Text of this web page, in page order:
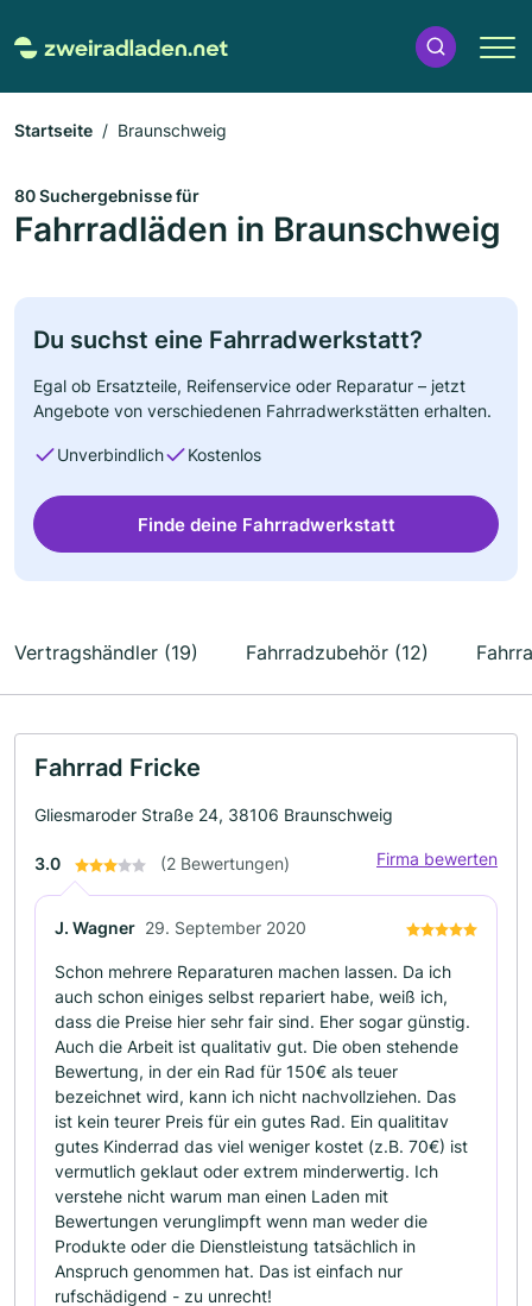
Startseite Braunschweig
80 Suchergebnisse für
Fahrradläden in Braunschweig
Du suchst eine Fahrradwerkstatt?
Egal ob Ersatzteile, Reifenservice oder Reparatur – jetzt
Angebote von verschiedenen Fahrradwerkstätten erhalten.
Unverbindlich Kostenlos
Finde deine Fahrradwerkstatt
Vertragshändler (19) Fahrradzubehör (12)
Fahrrad Fricke
Gliesmaroder Straße 24, 38106 Braunschweig
3.0 (2 Bewertungen) Firma bewerten
J. Wagner 29. September 2020
Schon mehrere Reparaturen machen lassen. Da ich
auch schon einiges selbst repariert habe, weiß ich,
dass die Preise hier sehr fair sind. Eher sogar günstig.
Auch die Arbeit ist qualitativ gut. Die oben stehende
Bewertung, in der ein Rad für 150€ als teuer
bezeichnet wird, kann ich nicht nachvollziehen. Das
ist kein teurer Preis für ein gutes Rad. Ein qualititav
gutes Kinderrad das viel weniger kostet (z.B. 70€) ist
vermutlich geklaut oder extrem minderwertig. Ich
verstehe nicht warum man einen Laden mit
Bewertungen verunglimpft wenn man weder die
Produkte oder die Dienstleistung tatsächlich in
Anspruch genommen hat. Das ist einfach nur
rufschädigend - zu unrecht!